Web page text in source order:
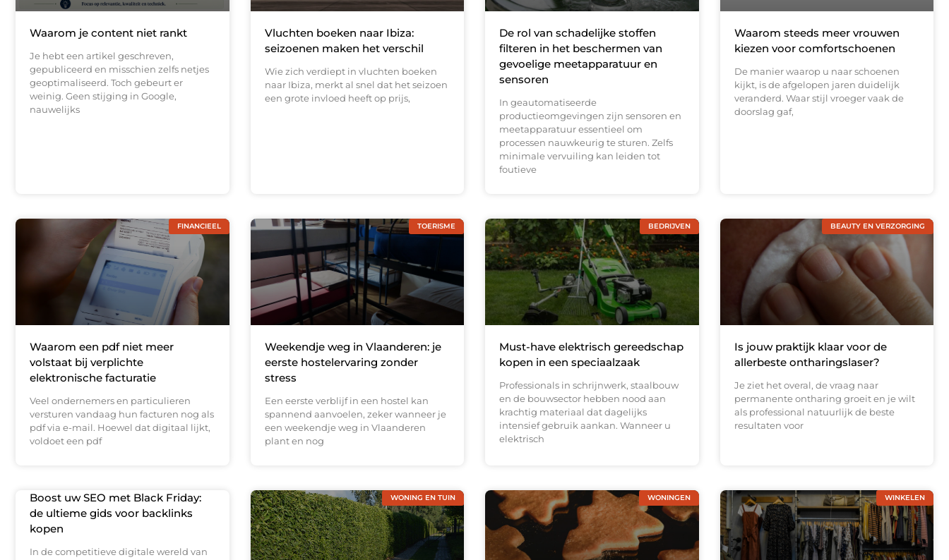
Waarom je content niet rankt
Je hebt een artikel geschreven,
gepubliceerd en misschien zelfs netjes
geoptimaliseerd. Toch gebeurt er
weinig. Geen stijging in Google,
nauwelijks
Vluchten boeken naar Ibiza:
seizoenen maken het verschil
Wie zich verdiept in vluchten boeken
naar Ibiza, merkt al snel dat het seizoen
een grote invloed heeft op prijs,
De rol van schadelijke stoffen
filteren in het beschermen van
gevoelige meetapparatuur en
sensoren
In geautomatiseerde
productieomgevingen zijn sensoren en
meetapparatuur essentieel om
processen nauwkeurig te sturen. Zelfs
minimale vervuiling kan leiden tot
foutieve
Waarom steeds meer vrouwen
kiezen voor comfortschoenen
De manier waarop u naar schoenen
kijkt, is de afgelopen jaren duidelijk
veranderd. Waar stijl vroeger vaak de
doorslag gaf,
FINANCIEEL
Waarom een pdf niet meer
volstaat bij verplichte
elektronische facturatie
Veel ondernemers en particulieren
versturen vandaag hun facturen nog als
pdf via e-mail. Hoewel dat digitaal lijkt,
voldoet een pdf
TOERISME
Weekendje weg in Vlaanderen: je
eerste hostelervaring zonder
stress
Een eerste verblijf in een hostel kan
spannend aanvoelen, zeker wanneer je
een weekendje weg in Vlaanderen
plant en nog
BEDRIJVEN
Must-have elektrisch gereedschap
kopen in een speciaalzaak
Professionals in schrijnwerk, staalbouw
en de bouwsector hebben nood aan
krachtig materiaal dat dagelijks
intensief gebruik aankan. Wanneer u
elektrisch
BEAUTY EN VERZORGING
Is jouw praktijk klaar voor de
allerbeste ontharingslaser?
Je ziet het overal, de vraag naar
permanente ontharing groeit en je wilt
als professional natuurlijk de beste
resultaten voor
Boost uw SEO met Black Friday:
de ultieme gids voor backlinks
kopen
In de competitieve digitale wereld van
WONING EN TUIN WONINGEN WINKELEN